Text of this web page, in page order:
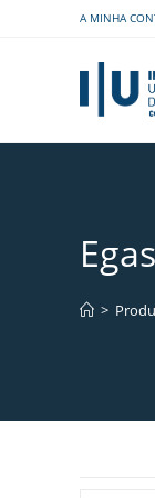
A MINHA
>